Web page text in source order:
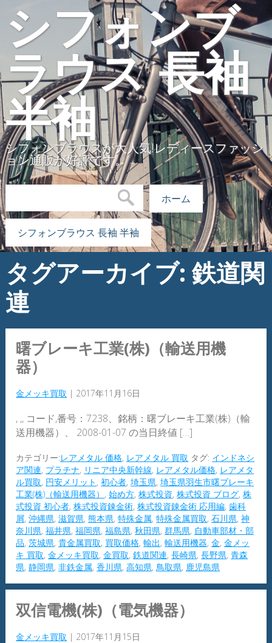
シフォンブ
ラウス 長袖
半袖
シフォンブラウスが大人気!レディースファッシ
ョン通販が好評です。
検索:
ホーム
シフォンブラウス 長袖 半袖
タグアーカイブ: 鉄道関
連
曙ブレーキ工業(株)（輸送用機
器）
金メッキ買取 | 2017年11月16日
, ,, コード,番号：7238、銘柄：曙ブレーキ工業(株)（輸
送用機器）、 2008-01-07 の当日終値 […]
カテゴリー:レアメタル 価格, レアメタル 買取 タグ: インドネシ
ア関連, プラチナ, リニア中央新幹線, レアメタル価格, レアメタ
ル買取, 円安メリット ,初心者,埼玉県,埼玉県羽生市曙ブレーキ
工業(株)（輸送用機器） ,始め方,株式投資,株式投資 ブログ,株
式投資 初心者,株式投資錬金術,株式投資錬金術 応用編,歯科
屑,沖縄県,滋賀県,熊本県,特殊金属,特殊金属買取,石川県,神
奈川県,福井県,福岡県,福島県,秋田県,群馬県, 自動車部材・部
品,茨城県,貴金属買取, 買取価格,輸出,輸送用機器,金,金メッ
キ 買取,金メッキ買取,金買取,鉄道関連,長崎県,長野県,青森
県,静岡県,非鉄金属,香川県,高知県,鳥取県, 鹿児島県
双信電機(株)（電気機器）
金メッキ買取 | 2017年11月15日